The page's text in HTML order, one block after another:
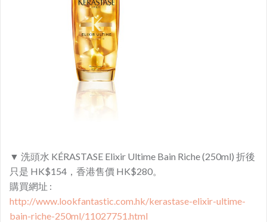
▼ 洗頭水 KÉRASTASE Elixir Ultime Bain Riche (250ml) 折後
只是 HK$154，香港售價 HK$280。
購買網址 :
http://www.lookfantastic.com.hk/kerastase-elixir-ultime-
bain-riche-250ml/11027751.html